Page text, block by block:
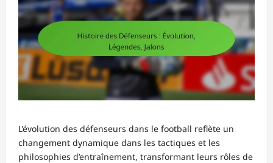
L’évolution des défenseurs dans le football reflète un
changement dynamique dans les tactiques et les
philosophies d’entraînement, transformant leurs rôles de